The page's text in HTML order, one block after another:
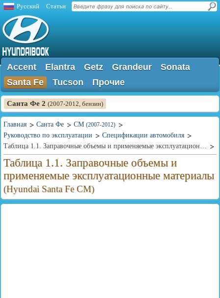
Русский Статьи
Accent Elantra Getz Grandeur
Sonata
Santa Fe
Tucson Прочие
Санта Фе 2 (2007-2012, бензин)
Главная Санта Фе CM (2007-2012)
Руководство по эксплуатации
Спецификации автомобиля
Таблица 1.1. Заправочные объемы и применяемые эксплуатационные материалы
Таблица 1.1. Заправочные объемы и
применяемые эксплуатационные материалы
(Hyundai Santa Fe CM)